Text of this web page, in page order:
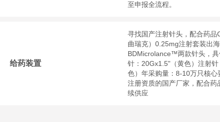
至申报全流程。
给药装置
寻找国产注射针头，配合药
曲瑞克）0.25mg注射套装出
BDMicrolance™两款针头，
针：20Gx1.5"（黄色）注射
色）年采购量：8-10万只核心
注册资质的国产厂家，配合药
续供应